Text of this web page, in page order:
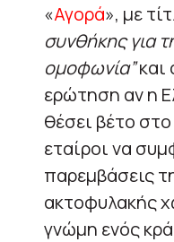
«Αγορά», με
συνθήκης για
ομοφωνία”και
ερώτηση αν η
θέσει βέτο
εταίροι να
παρεμβάσεις
ακτοφυλακής
γνώμη ενός